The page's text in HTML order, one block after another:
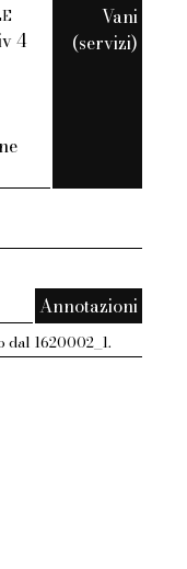
4
Vani
(servizi)
Annotazioni
1620002_1.